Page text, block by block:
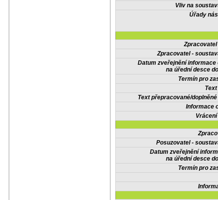
Vliv na
Úřady
Zpracovatel -
Datum zveřejnění informace
na úřední desce
Termín pro
Text přepracované/
Informace
Posuzovatel -
Datum zveřejnění
na úřední desce
Termín pro